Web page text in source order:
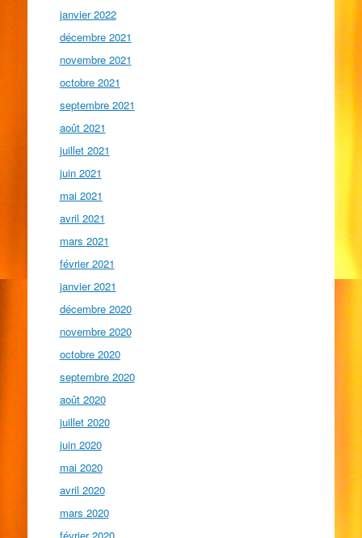
janvier 2022
décembre 2021
novembre 2021
octobre 2021
septembre 2021
août 2021
juillet 2021
juin 2021
mai 2021
avril 2021
mars 2021
février 2021
janvier 2021
décembre 2020
novembre 2020
octobre 2020
septembre 2020
août 2020
juillet 2020
juin 2020
mai 2020
avril 2020
mars 2020
février 2020